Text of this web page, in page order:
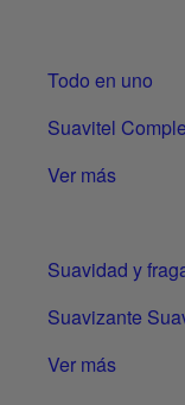
Todo en uno
Suavitel
Ver más
Suavidad y
Suavizante
Ver más